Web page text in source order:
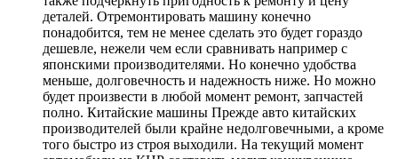
деталей. Отремонтировать машину конечно
понадобится, тем не менее сделать это будет гораздо
дешевле, нежели чем если сравнивать например с
японскими производителями. Но конечно удобства
меньше, долговечность и надежность ниже. Но можно
будет произвести в любой момент ремонт, запчастей
полно. Китайские машины Прежде авто китайских
производителей были крайне недолговечными, а кроме
того быстро из строя выходили. На текущий момент